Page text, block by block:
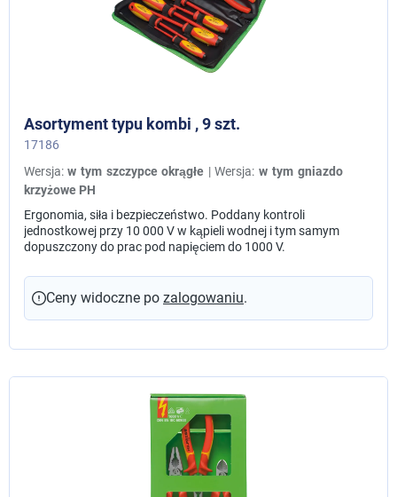
Asortyment typu kombi , 9 szt.
17186
Wersja: w tym szczypce okrągłe | Wersja: w tym gniazdo
krzyżowe PH
Ergonomia, siła i bezpieczeństwo. Poddany kontroli
jednostkowej przy 10 000 V w kąpieli wodnej i tym samym
dopuszczony do prac pod napięciem do 1000 V.
Ceny widoczne po zalogowaniu.